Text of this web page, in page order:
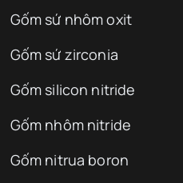
Gốm sứ nhôm oxit
Gốm sứ zirconia
Gốm silicon nitride
Gốm nhôm nitride
Gốm nitrua boron